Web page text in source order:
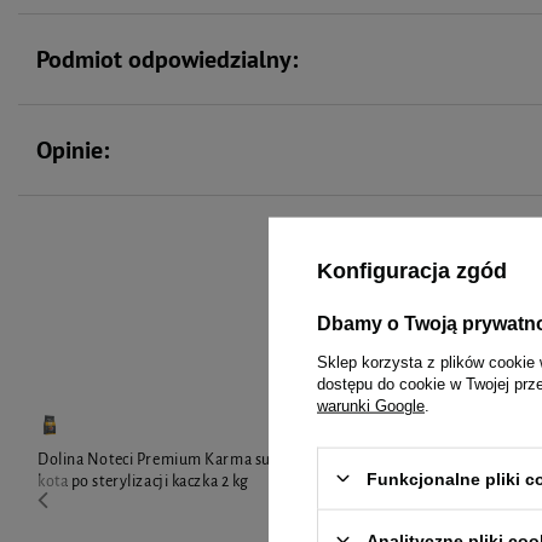
Podmiot odpowiedzialny:
Opinie:
To
Dolina Noteci Premium Karma suszona dla
kota po sterylizacji kaczka 2 kg
kota
Konfiguracja zgód
Dbamy o Twoją
Sklep korzysta z plików cookie
dostępu do cookie w Twojej
warunki Google
Funkcjonalne pliki